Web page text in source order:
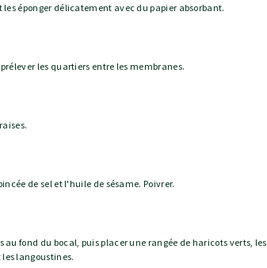
les éponger délicatement avec du papier absorbant.
les quartiers entre les membranes.
de sel et l'huile de sésame. Poivrer.
au fond du bocal, puis placer une rangée de haricots verts, les
langoustines.